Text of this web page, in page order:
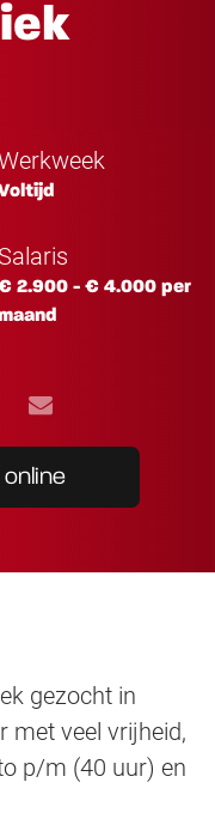
Salaris
2.900 - € 4.000 per
gezocht in
met veel vrijheid,
p/m (40 uur) en